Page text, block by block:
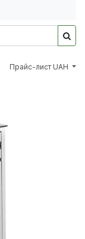
Прайс-лист UAH